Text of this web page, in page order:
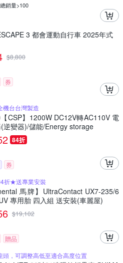
總銷量>100
3 都會運動自行車 2025年式
$8,800
券
機台台灣製造
CSP】1200W DC12V轉AC110V 電
逆變器)/儲能/Energy storage
84折
券
折★送專業安裝
馬牌】UltraContact UX7-235/6
專用胎 四入組 送安裝(車麗屋)
$19,102
贈品
頭，可調整高低至適合高度位置